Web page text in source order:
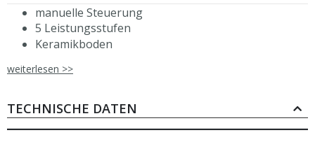
manuelle Steuerung
5 Leistungsstufen
Keramikboden
Zyklus
Verlängerung des Zyklus um 20 Sekunden
zwei leistungsstarke Magnetronen für
weiterlesen >>
TECHNISCHE DATEN